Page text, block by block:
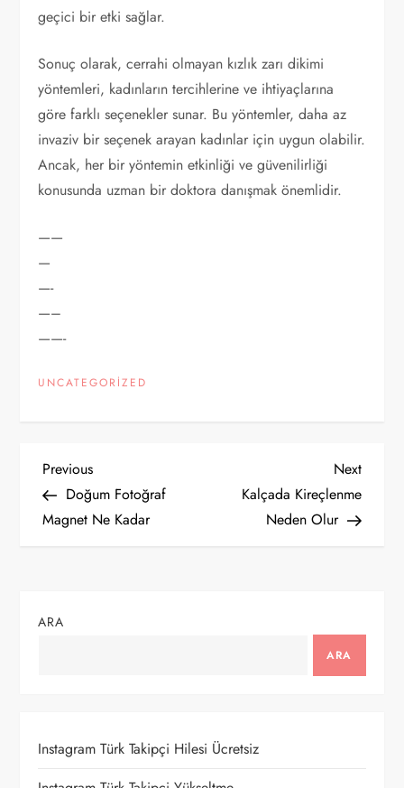
geçici bir etki sağlar.
Sonuç olarak, cerrahi olmayan kızlık zarı dikimi
yöntemleri, kadınların tercihlerine ve ihtiyaçlarına
göre farklı seçenekler sunar. Bu yöntemler, daha az
invaziv bir seçenek arayan kadınlar için uygun olabilir.
Ancak, her bir yöntemin etkinliği ve güvenilirliği
konusunda uzman bir doktora danışmak önemlidir.
——
—
—-
—–
——-
UNCATEGORIZED
Y
a
i
Previous
Post
Previous
Doğum Fotoğraf
Magnet Ne Kadar
Next
Post
Next
Kalçada Kireçlenme
Neden Olur
ARA
ARA
Instagram Türk Takipçi Hilesi Ücretsiz